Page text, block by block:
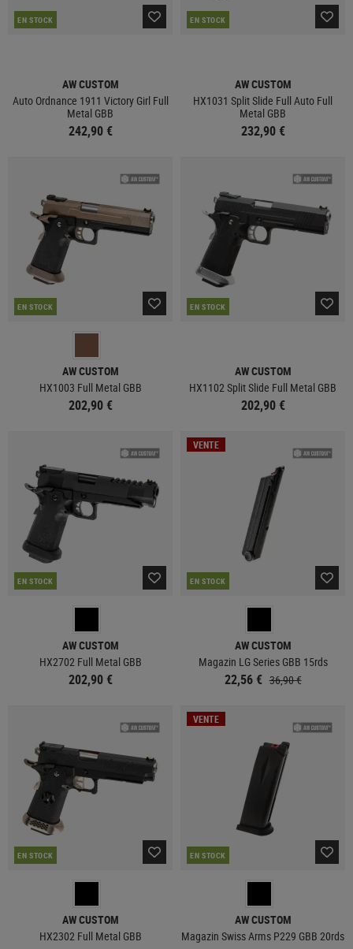
EN STOCK
AW CUSTOM
Auto Ordnance 1911 Victory Girl Full
Metal GBB
242,90 €
EN STOCK
AW CUSTOM
HX1031 Split Slide Full Auto Full
Metal GBB
232,90 €
EN STOCK
AW CUSTOM
HX1003 Full Metal GBB
202,90 €
EN STOCK
AW CUSTOM
HX1102 Split Slide Full Metal GBB
202,90 €
EN STOCK
AW CUSTOM
HX2702 Full Metal GBB
202,90 €
VENTE
EN STOCK
AW CUSTOM
Magazin LG Series GBB 15rds
22,56 € 36,90 €
EN STOCK
AW CUSTOM
HX2302 Full Metal GBB
VENTE
EN STOCK
AW CUSTOM
Magazin Swiss Arms P229 GBB 20rds